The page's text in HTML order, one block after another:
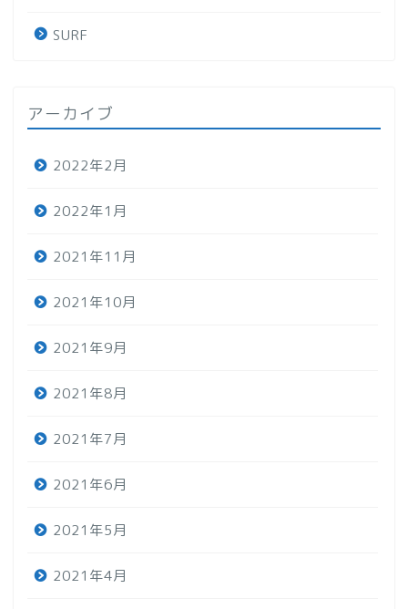
SURF
アーカイブ
2022年2月
2022年1月
2021年11月
2021年10月
2021年9月
2021年8月
2021年7月
2021年6月
2021年5月
2021年4月